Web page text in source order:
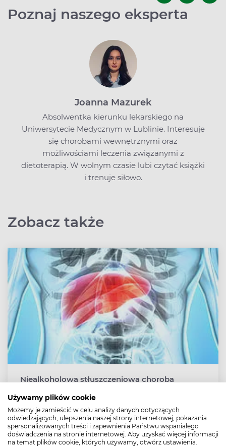
Używamy plików cookie
Możemy je zamieścić w celu analizy danych dotyczących
odwiedzających, ulepszenia naszej strony internetowej, pokazania
spersonalizowanych treści i zapewnienia Państwu wspaniałego
doświadczenia na stronie internetowej. Aby uzyskać więcej informacji
na temat plików cookie, których używamy, otwórz ustawienia.
Poznaj naszego eksperta
Joanna Mazurek
Absolwentka kierunku lekarskiego na
Uniwersytecie Medycznym w Lublinie. Interesuje
się chorobami wewnętrznymi oraz
możliwościami leczenia związanymi z
dietoterapią. W wolnym czasie lubi czytać książki
i trenuje siłowo.
Zobacz także
Niealkoholowa stłuszczeniowa choroba
Niealkoholowa stłuszczeniowa choroba wątroby jest
rodzajem stłuszczenia wątroby, które nie wynika z
nadmiernego spożycia alkoholu. Czynnikami ryzyka w
przypadku tego rodzaju stłuszczenia wątroby są m.in.:
zespół metaboliczny, otyłość, cukrzyca typu 2.,